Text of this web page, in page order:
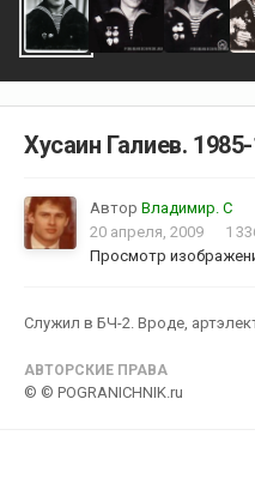
Хусаин Галиев.
Автор Владимир. С
20 апреля, 2009
1
Просмотр
Служил в БЧ-2. Вроде,
АВТОРСКИЕ ПРАВА
© © POGRANICHNIK.ru